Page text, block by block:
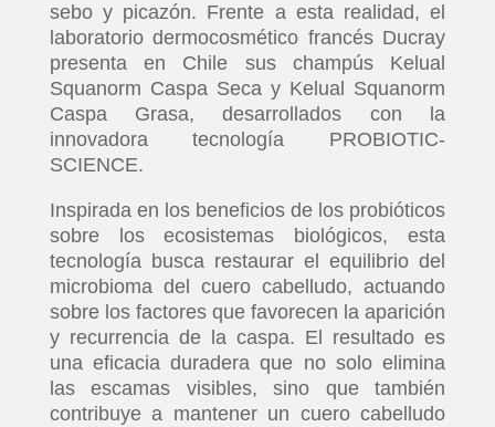
sebo y picazón. Frente a esta realidad, el
laboratorio dermocosmético francés Ducray
presenta en Chile sus champús Kelual
Squanorm Caspa Seca y Kelual Squanorm
Caspa Grasa, desarrollados con la
innovadora tecnología PROBIOTIC-
SCIENCE.
Inspirada en los beneficios de los probióticos
sobre los ecosistemas biológicos, esta
tecnología busca restaurar el equilibrio del
microbioma del cuero cabelludo, actuando
sobre los factores que favorecen la aparición
y recurrencia de la caspa. El resultado es
una eficacia duradera que no solo elimina
las escamas visibles, sino que también
contribuye a mantener un cuero cabelludo